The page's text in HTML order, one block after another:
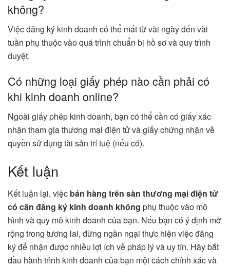
không?
Việc đăng ký kinh doanh có thể mất từ vài ngày đến vài
tuần phụ thuộc vào quá trình chuẩn bị hồ sơ và quy trình
duyệt.
Có những loại giấy phép nào cần phải có
khi kinh doanh online?
Ngoài giấy phép kinh doanh, bạn có thể cần có giấy xác
nhận tham gia thương mại điện tử và giấy chứng nhận về
quyền sử dụng tài sản trí tuệ (nếu có).
Kết luận
Kết luận lại, việc bán hàng trên sàn thương mại điện tử
có cần đăng ký kinh doanh không phụ thuộc vào mô
hình và quy mô kinh doanh của bạn. Nếu bạn có ý định mở
rộng trong tương lai, đừng ngần ngại thực hiện việc đăng
ký để nhận được nhiều lợi ích về pháp lý và uy tín. Hãy bắt
đầu hành trình kinh doanh của bạn một cách chính xác và